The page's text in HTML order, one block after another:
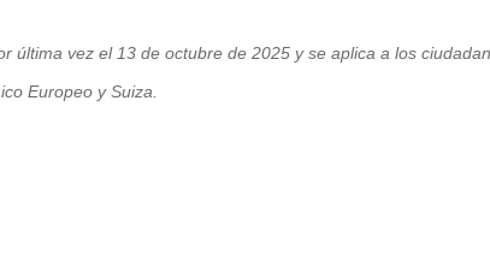
última vez el 13 de octubre de 2025 y se aplica a los
Europeo y Suiza.